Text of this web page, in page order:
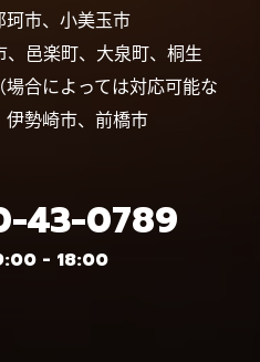
市、小美玉市
邑楽町、大泉町、桐生
合によっては対応可能な
勢崎市、前橋市
43-0789
- 18:00